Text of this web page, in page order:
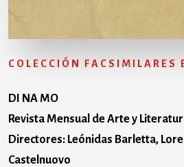
COLECCIÓN FACSIMILARES
DI NA MO
Revista Mensual de Arte y
Directores: Leónidas Barletta,
Castelnuovo